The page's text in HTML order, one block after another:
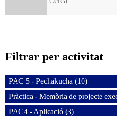
Filtrar per activitat
PAC 5 - Pechakucha (10)
Pràctica - Memòria de projecte
PAC4 - Aplicació (3)